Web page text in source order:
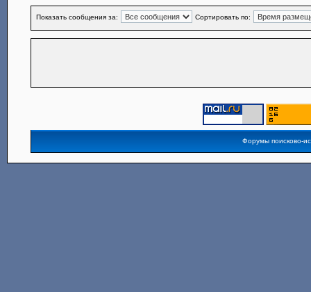
Показать сообщения за: Сортировать по:
Форумы поисково-